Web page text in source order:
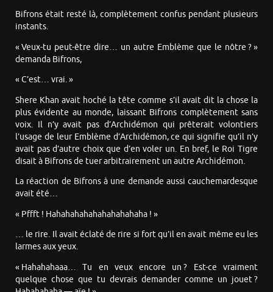
Bifrons était resté là, complètement confus pendant plusieurs
instants.
« Veux-tu peut-être dire… un autre Emblème que le nôtre ? »
demanda Bifrons,
« C’est… vrai. »
Shere Khan avait hoché la tête comme s’il avait dit la chose la
plus évidente au monde, laissant Bifrons complètement sans
voix. Il n’y avait pas d’Archidémon qui prêterait volontiers
l’usage de leur Emblème d’Archidémon, ce qui signifie qu’il n’y
avait pas d’autre choix que d’en voler un. En bref, le Roi Tigre
disait à Bifrons de tuer arbitrairement un autre Archidémon.
La réaction de Bifrons à une demande aussi cauchemardesque
avait été…
« Pffft ! Hahahahahahahahahahaha ! »
… le rire. Il avait éclaté de rire si fort qu’il en avait même eu les
larmes aux yeux.
« Hahahahaaa… Tu en veux encore un ? Est-ce vraiment
quelque chose que tu devrais demander comme un jouet ?